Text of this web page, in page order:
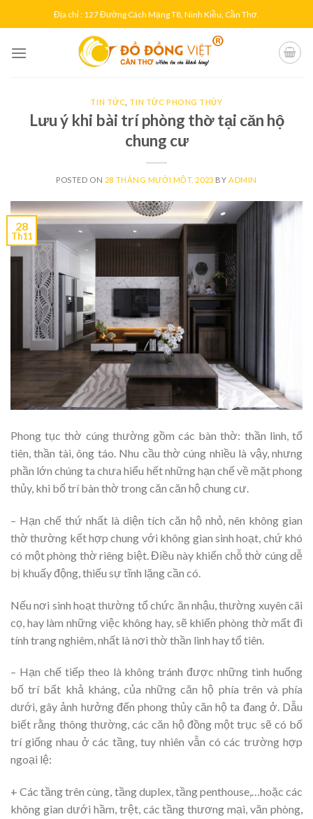
to
Địa chỉ : 127 Đường Cách Mạng T8, Ninh Kiều, Cần Thơ.
TIN TỨC TIN TỨC PHONG THỦY
Lưu ý khi bài trí phòng thờ tại căn hộ
chung cư
POSTED ON 28 THÁNG MƯỜI MỘT, 2023 BY ADMIN
28
Th11
Phong tục thờ cúng thường gồm các bàn thờ: thần linh, tổ
tiên, thần tài, ông táo. Nhu cầu thờ cúng nhiều là vậy, nhưng
phần lớn chúng ta chưa hiểu hết những hạn chế về mặt phong
thủy, khi bố trí bàn thờ trong căn căn hộ chung cư.
– Hạn chế thứ nhất là diện tích căn hộ nhỏ, nên không gian
thờ thường kết hợp chung với không gian sinh hoạt, chứ khó
có một phòng thờ riêng biệt. Điều này khiến chỗ thờ cúng dễ
bị khuấy động, thiếu sự tĩnh lặng cần có.
Nếu nơi sinh hoạt thường tổ chức ăn nhậu, thường xuyên cãi
cọ, hay làm những việc không hay, sẽ khiến phòng thờ mất đi
tính trang nghiêm, nhất là nơi thờ thần linh hay tổ tiên.
– Hạn chế tiếp theo là không tránh được những tình huống
bố trí bất khả kháng, của những căn hộ phía trên và phía
dưới, gây ảnh hưởng đến phong thủy căn hộ ta đang ở. Dẫu
biết rằng thông thường, các căn hộ đồng một trục sẽ có bố
trí giống nhau ở các tầng, tuy nhiên vẫn có các trường hợp
ngoại lệ:
+ Các tầng trên cùng, tầng duplex, tầng penthouse,…hoặc các
không gian dưới hầm, trệt, các tầng thương mại, văn phòng,